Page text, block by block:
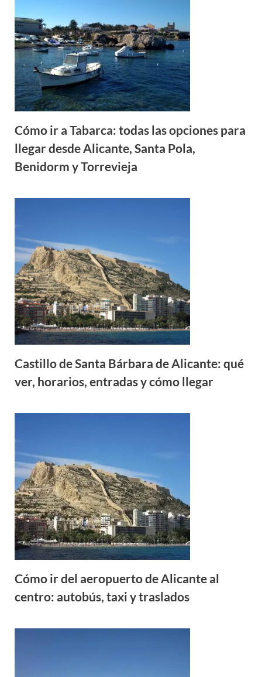
Cómo ir a Tabarca: todas las opciones para
llegar desde Alicante, Santa Pola,
Benidorm y Torrevieja
Castillo de Santa Bárbara de Alicante: qué
ver, horarios, entradas y cómo llegar
Cómo ir del aeropuerto de Alicante al
centro: autobús, taxi y traslados